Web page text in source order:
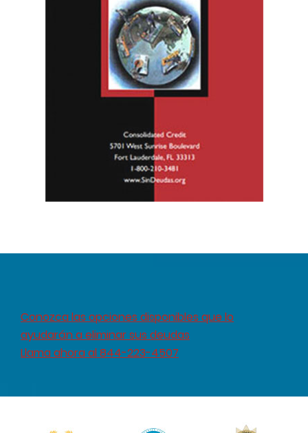
Conozca las opciones disponibles que lo
ayudarán a eliminar sus deudas
Llama ahora al 844-223-4507